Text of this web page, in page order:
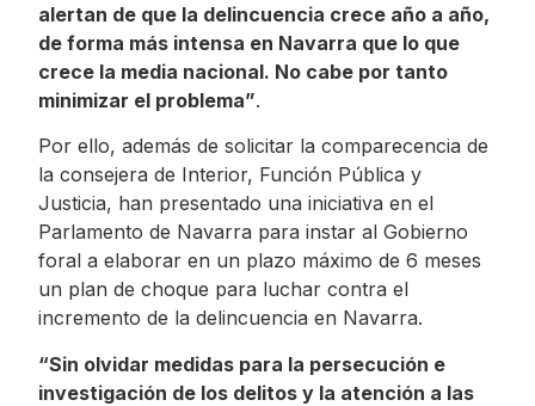
alertan de que la delincuencia crece año a año,
de forma más intensa en Navarra que lo que
crece la media nacional. No cabe por tanto
minimizar el problema”.
Por ello, además de solicitar la comparecencia de
la consejera de Interior, Función Pública y
Justicia, han presentado una iniciativa en el
Parlamento de Navarra para instar al Gobierno
foral a elaborar en un plazo máximo de 6 meses
un plan de choque para luchar contra el
incremento de la delincuencia en Navarra.
“Sin olvidar medidas para la persecución e
investigación de los delitos y la atención a las